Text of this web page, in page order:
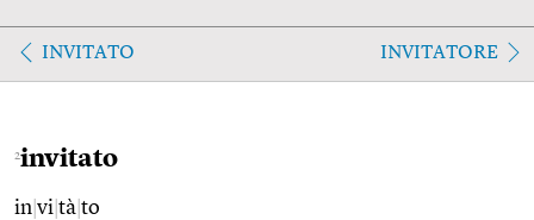
INVITATO INVITATORE
2invitato
in vi tà to